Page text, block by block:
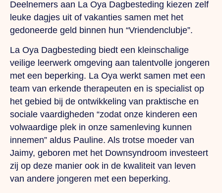
Deelnemers aan La Oya Dagbesteding kiezen zelf
leuke dagjes uit of vakanties samen met het
gedoneerde geld binnen hun “Vriendenclubje”.
La Oya Dagbesteding biedt een kleinschalige
veilige leerwerk omgeving aan talentvolle jongeren
met een beperking. La Oya werkt samen met een
team van erkende therapeuten en is specialist op
het gebied bij de ontwikkeling van praktische en
sociale vaardigheden “zodat onze kinderen een
volwaardige plek in onze samenleving kunnen
innemen” aldus Pauline. Als trotse moeder van
Jaimy, geboren met het Downsyndroom investeert
zij op deze manier ook in de kwaliteit van leven
van andere jongeren met een beperking.